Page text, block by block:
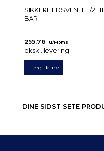
SIKKERHEDSVENTIL 1/2" 11
BAR
255,76 u/Moms
ekskl. levering
Læg i kurv
DINE SIDST SETE